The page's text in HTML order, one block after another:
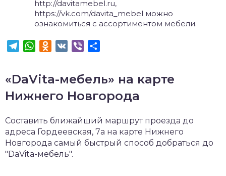
http://davitamebel.ru,
https://vk.com/davita_mebel можно
ознакомиться с ассортиментом мебели.
TelegramWhatsApp
Odnoklassniki
VK Viber
«DaVita-мебель» на карте
Нижнего Новгорода
Составить ближайший маршрут проезда до
адреса Гордеевская, 7а на карте Нижнего
Новгорода самый быстрый способ добраться до
"DaVita-мебель".